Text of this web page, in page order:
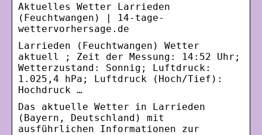
Aktuelles Wetter Larrieden
(Feuchtwangen) | 14-tage-
wettervorhersage.de
Larrieden (Feuchtwangen) Wetter
aktuell ; Zeit der Messung: 14:52 Uhr;
Wetterzustand: Sonnig; Luftdruck:
1.025,4 hPa; Luftdruck (Hoch/Tief):
Hochdruck …
Das aktuelle Wetter in Larrieden
(Bayern, Deutschland) mit
ausführlichen Informationen zur